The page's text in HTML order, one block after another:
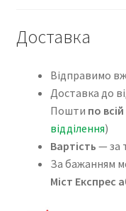
Доставка
Відправимо
Доставка до
Пошти по всій
відділення)
Вартість — за
За бажанням
Міст Експрес